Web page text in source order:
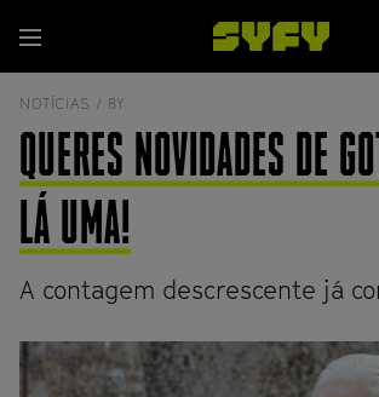
para
o
conteúdo
Menu
NOTÍCIAS / 8Y
QUERES NOVIDADES DE
LÁ UMA!
A contagem descrescente já